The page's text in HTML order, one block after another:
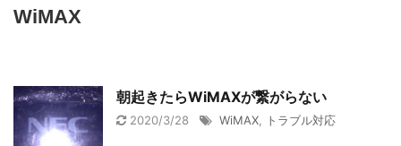
WiMAX
朝起きたらWiMAXが繋がらない
2020/3/28 WiMAX トラブル対応